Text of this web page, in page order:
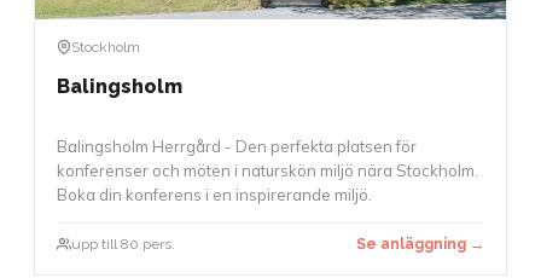
Stockholm
Balingsholm
Balingsholm Herrgård - Den perfekta platsen för
konferenser och möten i naturskön miljö nära Stockholm.
Boka din konferens i en inspirerande miljö.
upp till 80 pers. Se anläggning →